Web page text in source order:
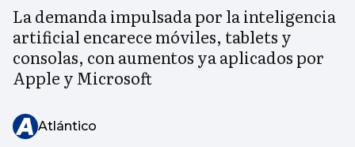
La demanda impulsada por la inteligencia
artificial encarece móviles, tablets y
consolas, con aumentos ya aplicados por
Apple y Microsoft
Atlántico